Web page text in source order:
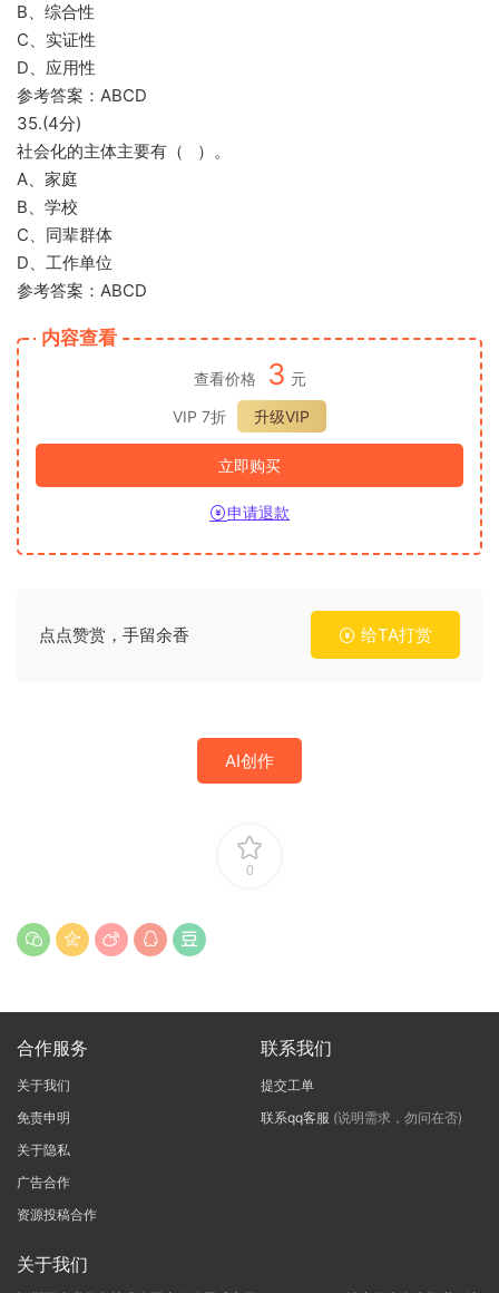
B、综合性
C、实证性
D、应用性
参考答案：ABCD
35.(4分)
社会化的主体主要有（ ）。
A、家庭
B、学校
C、同辈群体
D、工作单位
参考答案：ABCD
内容查看
查看价格 3 元
VIP 7折
升级VIP
立即购买
申请退款
点点赞赏，手留余香 给TA打赏
AI创作
0
合作服务
关于我们
免责申明
关于隐私
广告合作
资源投稿合作
联系我们
提交工单
联系qq客服 (说明需求，勿问在否)
关于我们